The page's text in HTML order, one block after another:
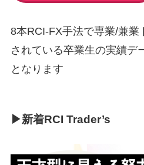
8本RCI-FX手法で専業/兼業
されている卒業生の実績デ
となります
▶新着RCI Trader’s